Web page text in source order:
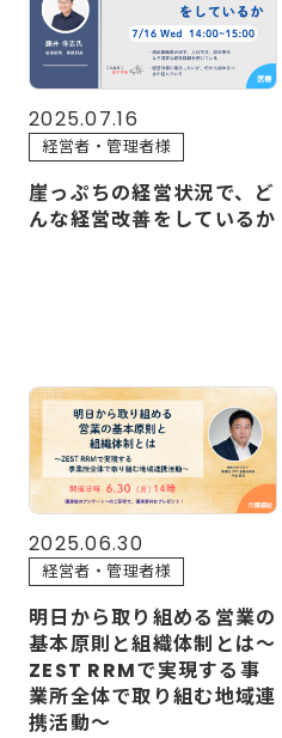
2025.07.16
経営者・管理者様
崖っぷちの経営状況で、ど
んな経営改善をしているか
2025.06.30
経営者・管理者様
明日から取り組める営業の
基本原則と組織体制とは～
ZEST RRMで実現する事
業所全体で取り組む地域連
携活動～